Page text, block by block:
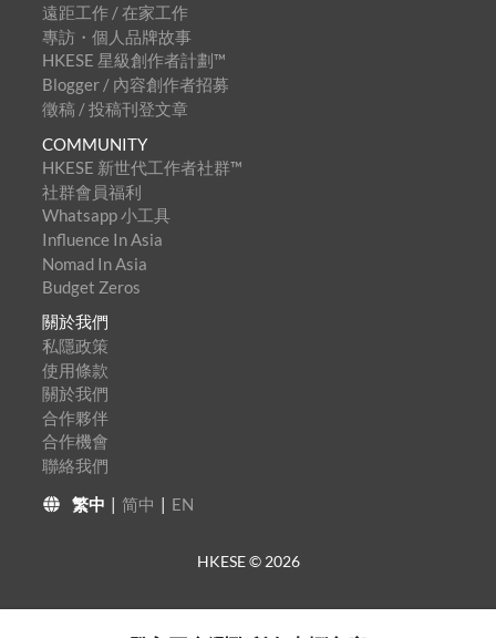
遠距工作 / 在家工作
專訪・個人品牌故事
HKESE 星級創作者計劃™
Blogger / 內容創作者招募
徵稿 / 投稿刊登文章
COMMUNITY
HKESE 新世代工作者社群™
社群會員福利
Whatsapp 小工具
Influence In Asia
Nomad In Asia
Budget Zeros
關於我們
私隱政策
使用條款
關於我們
合作夥伴
合作機會
聯絡我們
繁中 | 简中 | EN
HKESE © 2026